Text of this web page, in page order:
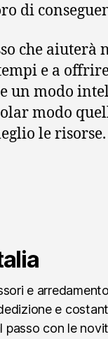
di
che aiuterà
e a
un modo
modo
le risorse.
e
e
passo con le